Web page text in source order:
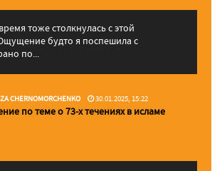
тоже столкнулась с этой
будто я поспешила с
по...
CHERNOMORCHENKO 30.01.2025, 15:22
по теме о 73-х течениях в исламе